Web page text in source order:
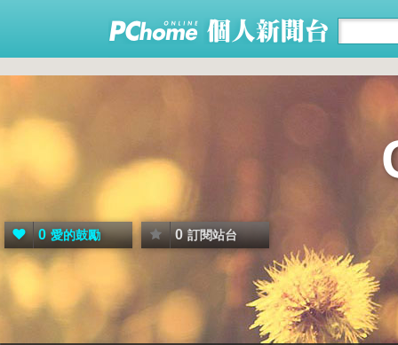
0 愛的鼓勵 0 訂閱站台